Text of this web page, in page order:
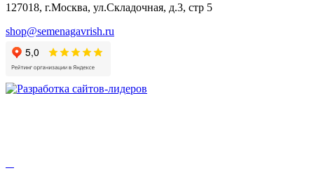
Валериана
Валерианелла
Гибискус лекарственный
Девясил
Душица
Змееголовник
127018, г.Москва, ул.Складочная, д.3, стр 5
shop@semenagavrish.ru